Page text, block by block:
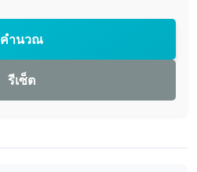
คำนวณ
รีเซ็ต